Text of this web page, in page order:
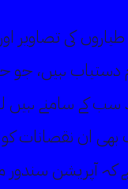
طیاروں کی تصاویر
دستیاب ہیں، جو
سب کے سامنے ہیں
ان نقصانات کو
کہ آپریشن